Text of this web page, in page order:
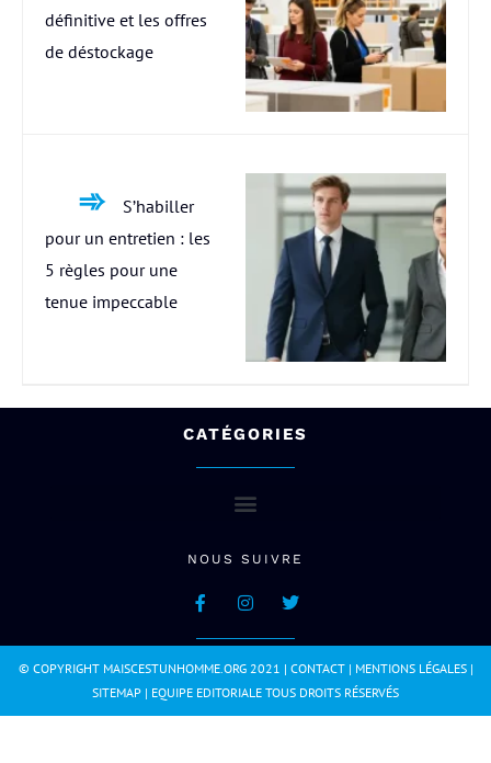
définitive et les offres
de déstockage
S’habiller
pour un entretien : les
5 règles pour une
tenue impeccable
CATÉGORIES
NOUS SUIVRE
© COPYRIGHT MAISCESTUNHOMME.ORG 2021 | CONTACT| MENTIONS LÉGALES|
SITEMAP | EQUIPE EDITORIALE TOUS DROITS RÉSERVÉS